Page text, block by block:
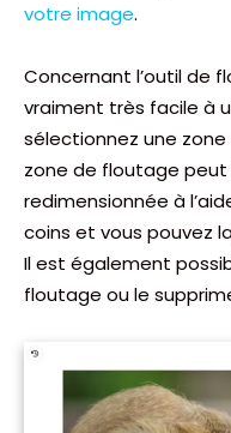
votre image.
Concernant l’outil de
vraiment très facile à
sélectionnez une
zone de floutage
redimensionnée à
coins et vous pouvez
Il est également
floutage ou le